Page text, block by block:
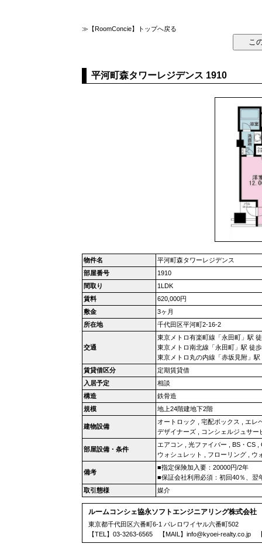
≫【RoomConcie】トップへ戻る
平河町森タワーレジデンス 1910
物件名
平河町森タワーレジデンス
部屋番号
1910
間取り
1LDK
賃料
620,000円
敷金
3ヶ月
所在地
千代田区平河町2-16-2
交通
東京メトロ有楽町線「永田町」駅
東京メトロ南北線「永田町」駅 徒
東京メトロ丸の内線「赤坂見附」駅
賃貸借区分
定期賃貸借
入居予定
相談
構造
鉄骨造
規模
地上24階建地下2階
建物設備
オートロック 宅配ボックス
エレ
デザイナーズ
コンシェルジュサー
部屋設備・条件
エアコン 光ファイバー BS・CS
ウォシュレット
フローリング ウ
備考
■指定保険加入要：20000円/2年
■保証会社利用必須：初回40％、翌
取引態様
媒介
ルームコンシェ協永ソフトエンジニアリング株式会社
東京都千代田区六番町6-1 パレロワイヤル六番町502
【TEL】03-3263-6565 【MAIL】 info@kyoei-realty.co.jp